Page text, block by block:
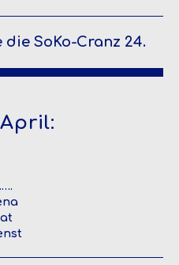
die SoKo-Cranz 24.